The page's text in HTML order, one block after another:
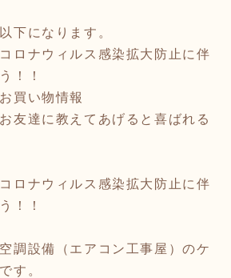
下になります。
ロナウィルス感染拡大防止に伴
！！
買い物情報
友達に教えてあげると喜ばれる
ロナウィルス感染拡大防止に伴
！！
調設備（エアコン工事屋）のケ
す。